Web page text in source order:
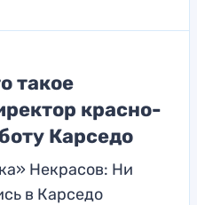
такое
красно-
Карседо
Некрасов: Ни
в Карседо